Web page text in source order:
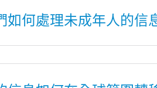
如何處理未成年人的信